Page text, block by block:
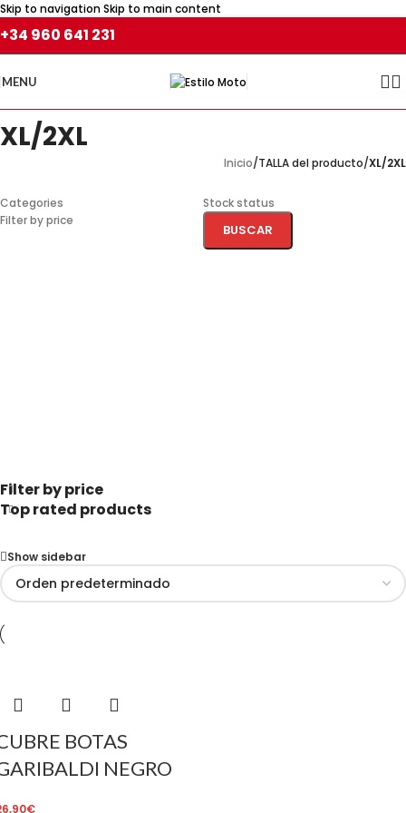
Skip to navigationSkip to main content
+34 960 641 231
MENU
XL/2XL
Inicio/TALLA del producto/XL/2XL
Categories
Stock status
Filter by price
BUSCAR
Filter by price
Top rated products
Show sidebar
BOTAS
NEGRO
€